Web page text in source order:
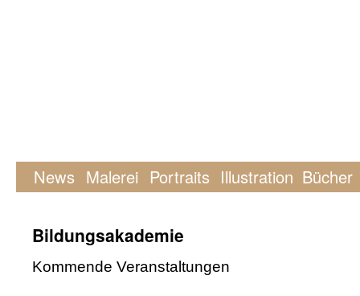
News Malerei Portraits Illustration Bücher
Bildungsakademie
Kommende Veranstaltungen